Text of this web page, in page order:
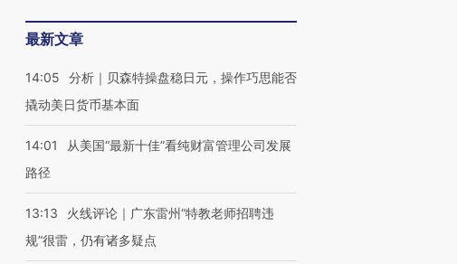
最新文章
14:05
分析｜贝森特操盘稳日元，操作巧思能否
撬动美日货币基本面
14:01
从美国“最新十佳”看纯财富管理公司发展
路径
13:13
火线评论｜广东雷州“特教老师招聘违
规”很雷，仍有诸多疑点